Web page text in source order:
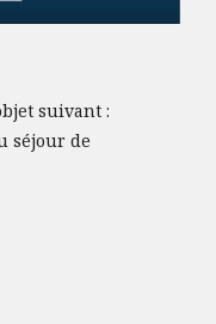
suivant :
séjour de